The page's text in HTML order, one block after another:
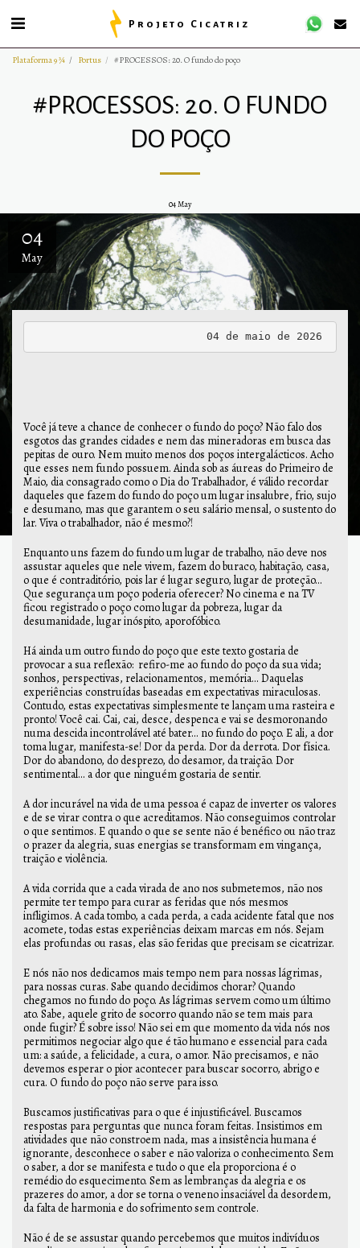
Projeto Cicatriz
Plataforma 9 ¾ Portus #PROCESSOS: 20. O fundo do poço
#PROCESSOS: 20. O FUNDO
DO POÇO
04May
04
May
04 de maio de 2026
Você já teve a chance de conhecer o fundo do poço? Não falo dos
esgotos das grandes cidades e nem das mineradoras em busca das
pepitas de ouro. Nem muito menos dos poços intergalácticos. Acho
que esses nem fundo possuem. Ainda sob as áureas do Primeiro de
Maio, dia consagrado como o Dia do Trabalhador, é válido recordar
daqueles que fazem do fundo do poço um lugar insalubre, frio, sujo
e desumano, mas que garantem o seu salário mensal, o sustento do
lar. Viva o trabalhador, não é mesmo?!
Enquanto uns fazem do fundo um lugar de trabalho, não deve nos
assustar aqueles que nele vivem, fazem do buraco, habitação, casa,
o que é contraditório, pois lar é lugar seguro, lugar de proteção...
Que segurança um poço poderia oferecer? No cinema e na TV
ficou registrado o poço como lugar da pobreza, lugar da
desumanidade, lugar inóspito, aporofóbico.
Há ainda um outro fundo do poço que este texto gostaria de
provocar a sua reflexão: refiro-me ao fundo do poço da sua vida;
sonhos, perspectivas, relacionamentos, memória... Daquelas
experiências construídas baseadas em expectativas miraculosas.
Contudo, estas expectativas simplesmente te lançam uma rasteira e
pronto! Você cai. Cai, cai, desce, despenca e vai se desmoronando
numa descida incontrolável até bater... no fundo do poço. E ali, a dor
toma lugar, manifesta-se! Dor da perda. Dor da derrota. Dor física.
Dor do abandono, do desprezo, do desamor, da traição. Dor
sentimental... a dor que ninguém gostaria de sentir.
A dor incurável na vida de uma pessoa é capaz de inverter os valores
e de se virar contra o que acreditamos. Não conseguimos controlar
o que sentimos. E quando o que se sente não é benéfico ou não traz
o prazer da alegria, suas energias se transformam em vingança,
traição e violência.
A vida corrida que a cada virada de ano nos submetemos, não nos
permite ter tempo para curar as feridas que nós mesmos
infligimos. A cada tombo, a cada perda, a cada acidente fatal que nos
acomete, todas estas experiências deixam marcas em nós. Sejam
elas profundas ou rasas, elas são feridas que precisam se cicatrizar.
E nós não nos dedicamos mais tempo nem para nossas lágrimas,
para nossas curas. Sabe quando decidimos chorar? Quando
chegamos no fundo do poço. As lágrimas servem como um último
ato. Sabe, aquele grito de socorro quando não se tem mais para
onde fugir? É sobre isso! Não sei em que momento da vida nós nos
permitimos negociar algo que é tão humano e essencial para cada
um: a saúde, a felicidade, a cura, o amor. Não precisamos, e não
devemos esperar o pior acontecer para buscar socorro, abrigo e
cura. O fundo do poço não serve para isso.
Buscamos justificativas para o que é injustificável. Buscamos
respostas para perguntas que nunca foram feitas. Insistimos em
atividades que não constroem nada, mas a insistência humana é
ignorante, desconhece o saber e não valoriza o conhecimento. Sem
o saber, a dor se manifesta e tudo o que ela proporciona é o
remédio do esquecimento. Sem as lembranças da alegria e os
prazeres do amor, a dor se torna o veneno insaciável da desordem,
da falta de harmonia e do sofrimento sem controle.
Não é de se assustar quando percebemos que muitos indivíduos